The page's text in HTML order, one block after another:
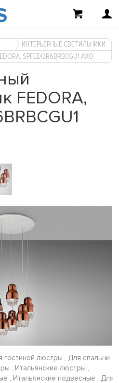
ИНТЕРЬЕРНЫЕ СВЕТИЛЬНИКИ
SPFEDOR6BRBCGU1 AXO
FEDORA,
люстры , Для спальни
, Итальянские люстры ,
, Итальянские подвесные , Для